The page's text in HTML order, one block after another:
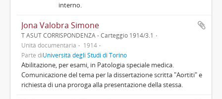
interno.
Jona Valobra Simone
T ASUT CORRISPONDENZA - Carteggio 1914/3.1
Unità documentaria
1914
Parte diUniversità degli Studi di Torino
Abilitazione, per esami, in Patologia speciale medica.
Comunicazione del tema per la dissertazione scritta "Aortiti" e
richiesta di una proroga alla presentazione della stessa.